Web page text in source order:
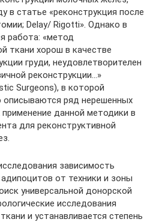
в статье «реконструкция после
Delay/ Rigotti». Однако в
работа: «метод
ткани хорош в качестве
груди, неудовлетворителен
реконструкции…»
Surgeons), в которой
описываются ряд нерешенных
данной методики в
для реконструктивной
зависимость
от техники и зоны
универсальной донорской
исследования
и устанавливается степень